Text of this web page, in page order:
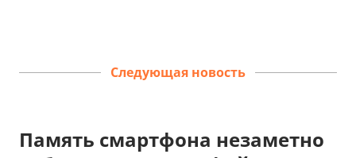
Следующая новость
Память смартфона незаметно